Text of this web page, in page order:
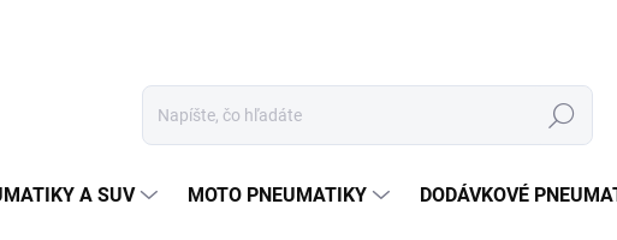
Hľadať
A SUV MOTO PNEUMATIKY DODÁVKOVÉ